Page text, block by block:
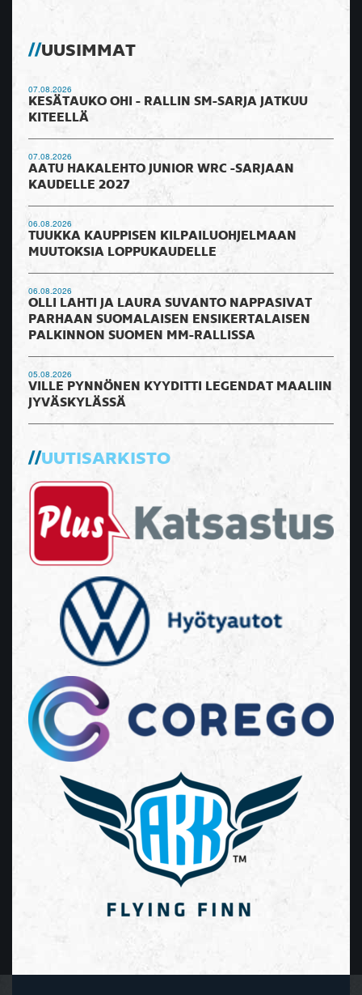
UUSIMMAT
07.08.2026
KESÄTAUKO OHI - RALLIN SM-SARJA JATKUU
KITEELLÄ
07.08.2026
AATU HAKALEHTO JUNIOR WRC -SARJAAN
KAUDELLE 2027
06.08.2026
TUUKKA KAUPPISEN KILPAILUOHJELMAAN
MUUTOKSIA LOPPUKAUDELLE
06.08.2026
OLLI LAHTI JA LAURA SUVANTO NAPPASIVAT
PARHAAN SUOMALAISEN ENSIKERTALAISEN
PALKINNON SUOMEN MM-RALLISSA
05.08.2026
VILLE PYNNÖNEN KYYDITTI LEGENDAT MAALIIN
JYVÄSKYLÄSSÄ
UUTISARKISTO